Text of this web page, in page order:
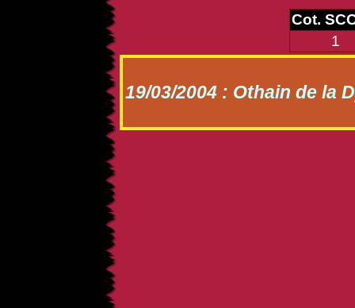
Cot.
1
19/03/2004 : Othain de la